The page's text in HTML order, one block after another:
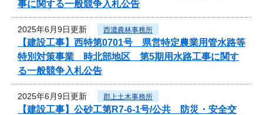
事に関する一般競争入札公告
2025年6月9日更新 西濃農林事務所
【建設工事】西特第0701号 県営特定農業用管水路等
特別対策事業 時北部地区 第5期用水路工事に関す
る一般競争入札公告
2025年6月9日更新 郡上土木事務所
【建設工事】公砂工第R7-6-1号/公共 防災・安全交